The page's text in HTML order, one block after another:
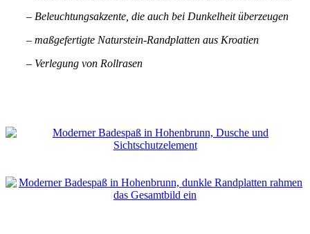
– Beleuchtungsakzente, die auch bei Dunkelheit überzeugen
– maßgefertigte Naturstein-Randplatten aus Kroatien
– Verlegung von Rollrasen